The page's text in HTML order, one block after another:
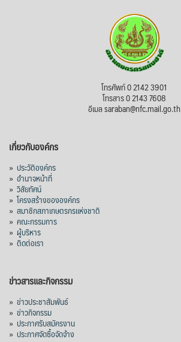
โทรศัพท์ 0 2142 3901
โทรสาร 0 2143 7608
อีเมล saraban@nfc.mail.go.th
เกี่ยวกับองค์กร
» ประวัติองค์กร
» อำนาจหน้าที่
» วิสัยทัศน์
» โครงสร้างขององค์กร
» สมาชิกสภาเกษตรกรแห่งชาติ
» คณะกรรมการ
» ผู้บริหาร
» ติดต่อเรา
ข่าวสารและกิจกรรม
» ข่าวประชาสัมพันธ์
» ข่าวกิจกรรม
» ประกาศรับสมัครงาน
» ประกาศจัดซื้อจัดจ้าง